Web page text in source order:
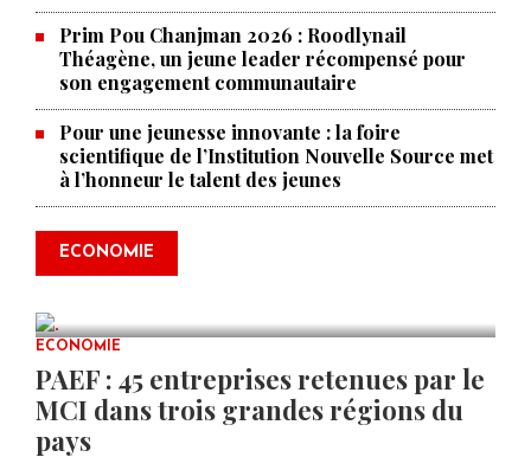
Prim Pou Chanjman 2026 : Roodlynail
Théagène, un jeune leader récompensé pour
son engagement communautaire
Pour une jeunesse innovante : la foire
scientifique de l’Institution Nouvelle Source met
à l’honneur le talent des jeunes
ECONOMIE
0 COMMENTS
Produire le savoir pour
transformer Haïti : BRH lance la
2ᵉ édition de ses Journées
scientifiques
ECONOMIE
PAEF : 45 entreprises retenues par le
MCI dans trois grandes régions du
pays